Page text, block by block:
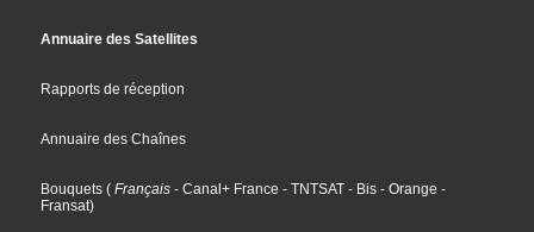
Annuaire des Satellites
Rapports de réception
Annuaire des Chaînes
Bouquets ( Français - Canal+ France - TNTSAT - Bis - Orange -
Fransat)